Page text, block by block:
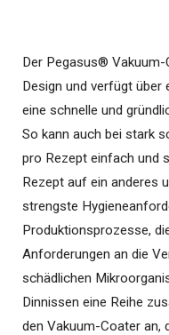
Der Pegasus®
Design und verfügt über
eine schnelle und
So kann auch bei stark
pro Rezept einfach und
Rezept auf ein anderes
strengste
Produktionsprozesse,
Anforderungen an die
schädlichen
Dinnissen eine Reihe
den Vakuum-Coater an,